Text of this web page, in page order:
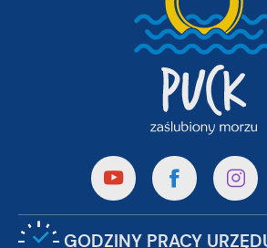
GODZINY PRACY